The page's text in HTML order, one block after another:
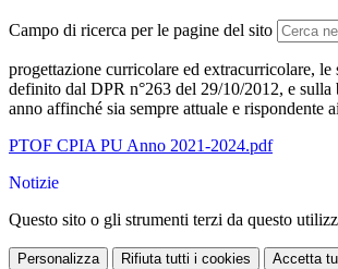
Campo di ricerca per le pagine del sito
progettazione curricolare ed extracurricolare,
definito dal DPR n°263 del 29/10/2012, e
anno affinché sia sempre attuale e
PTOF CPIA PU Anno 2021-2024.pdf
Notizie
Questo sito o gli strumenti terzi da questo
Personalizza Rifiuta tutti i cookies Accetta